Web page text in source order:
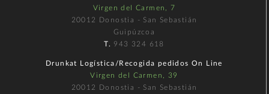
Virgen del Carmen, 7
20012 Donostia - San Sebastián
Guipúzcoa
T. 943 324 618
Drunkat Logística/Recogida pedidos On Line
Virgen del Carmen, 39
20012 Donostia - San Sebastián